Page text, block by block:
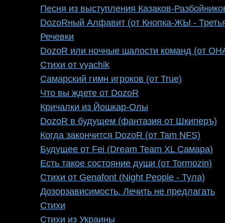
Песня из выступления Казаков-
DozoRный Алфавит (от Кнопка-ЖЫ -
Речевки
DozoR или ночные шалости команд (от
Стихи от vyachik
Самарский гимн игроков (от True)
Что вы ждете от DozoR
Кричалки из Йошкар-Олы
DozoR в будущем (фантазия от Шкиперъ)
Когда закончится DozoR (от Tam NFS)
Будущее от Fei (Dream Team XL Самара)
Есть такое состояние души (от Tormozin)
Стихи от Genafont (Night People - Тула)
Дозорзависимость. Лечить не предлагать
Стихи
Стихи из Украины